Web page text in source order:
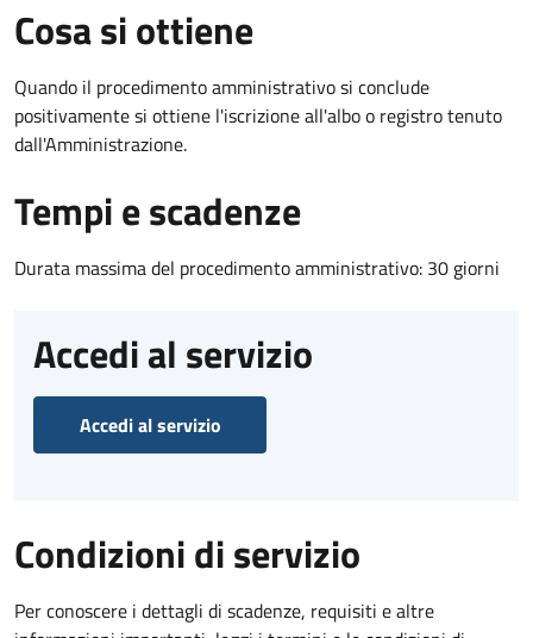
Cosa si ottiene
Quando il procedimento amministrativo si conclude
positivamente si ottiene l'iscrizione all'albo o registro tenuto
dall'Amministrazione.
Tempi e scadenze
Durata massima del procedimento amministrativo: 30 giorni
Accedi al servizio
Accedi al servizio
Condizioni di servizio
Per conoscere i dettagli di scadenze, requisiti e altre